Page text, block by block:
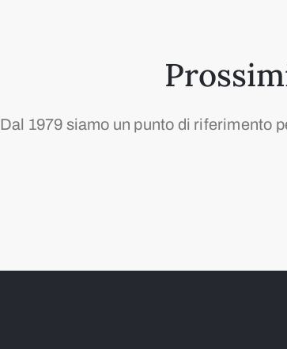
Dal 1979 siamo un punto di riferimento